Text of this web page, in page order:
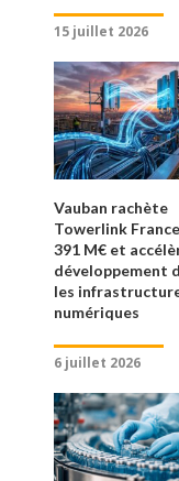
VAUBAN RACHÈTE
FRANCE POUR
15 juillet 2026
Vauban rachète
Towerlink
391 M€ et
développement
les
numériques
6 juillet 2026